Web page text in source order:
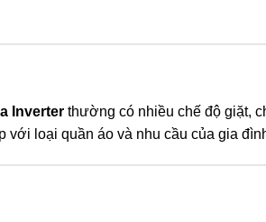
Inverter thường có nhiều chế độ giặt,
với loại quần áo và nhu cầu của gia